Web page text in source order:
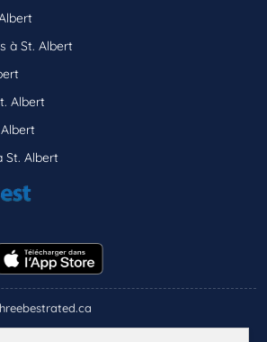
à St. Albert
Albert
St. Albert